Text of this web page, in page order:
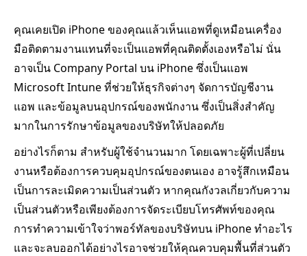
คุณเคยเปิด iPhone ของคุณแล้วเห็นแอพที่ดูเหมือนเครื่อง
มือติดตามงานแทนที่จะเป็นแอพที่คุณติดตั้งเองหรือไม่ นั่น
อาจเป็น Company Portal บน iPhone ซึ่งเป็นแอพ
Microsoft Intune ที่ช่วยให้ธุรกิจต่างๆ จัดการบัญชีงาน
แอพ และข้อมูลบนอุปกรณ์ของพนักงาน ซึ่งเป็นสิ่งสำคัญ
มากในการรักษาข้อมูลของบริษัทให้ปลอดภัย
อย่างไรก็ตาม สำหรับผู้ใช้จำนวนมาก โดยเฉพาะผู้ที่เปลี่ยน
งานหรือต้องการควบคุมอุปกรณ์ของตนเอง อาจรู้สึกเหมือน
เป็นการละเมิดความเป็นส่วนตัว หากคุณกังวลเกี่ยวกับความ
เป็นส่วนตัวหรือเพียงต้องการจัดระเบียบโทรศัพท์ของคุณ
การทำความเข้าใจว่าพอร์ทัลของบริษัทบน iPhone ทำอะไร
และจะลบออกได้อย่างไรอาจช่วยให้คุณควบคุมพื้นที่ส่วนตัว